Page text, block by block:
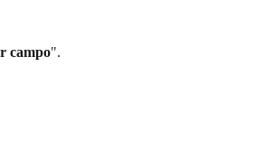
campo".